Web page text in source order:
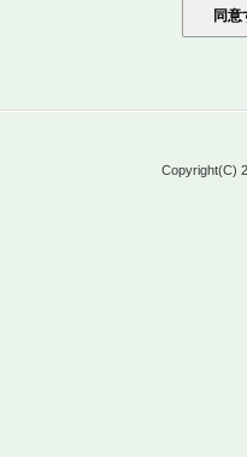
Copyright(C)